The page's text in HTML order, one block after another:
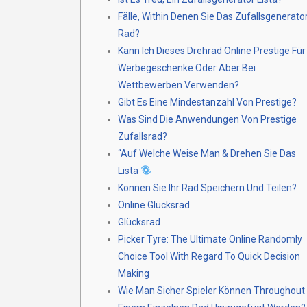
Fälle, Within Denen Sie Das
Rad?
Kann Ich Dieses Drehrad Online Prestige Für
Werbegeschenke Oder Aber Bei
Wettbewerben Verwenden?
Gibt Es Eine Mindestanzahl Von Prestige?
Was Sind Die Anwendungen Von Prestige
Zufallsrad?
“Auf Welche Weise Man & Drehen Sie Das
Lista
Können Sie Ihr Rad Speichern Und Teilen?
Online Glücksrad
Glücksrad
Picker Tyre: The Ultimate Online Randomly
Choice Tool With Regard To Quick Decision
Making
Wie Man Sicher Spieler Können Throughout